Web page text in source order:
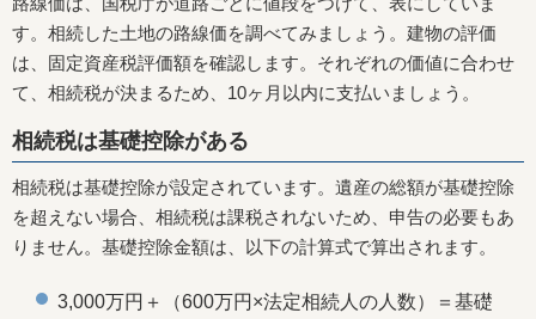
す。相続した土地の路線価を調べてみましょう。建物の評価
は、固定資産税評価額を確認します。それぞれの価値に合わせ
て、相続税が決まるため、10ヶ月以内に支払いましょう。
相続税は基礎控除がある
相続税は基礎控除が設定されています。遺産の総額が基礎控除
を超えない場合、相続税は課税されないため、申告の必要もあ
りません。基礎控除金額は、以下の計算式で算出されます。
3,000万円＋（600万円×法定相続人の人数）＝基礎